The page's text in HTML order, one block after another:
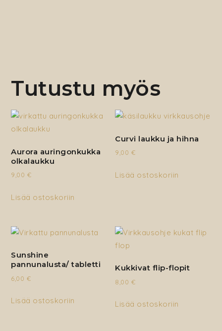
Tutustu myös
Aurora auringonkukka
olkalaukku
9,00 €
Lisää ostoskoriin
Curvi laukku ja hihna
9,00 €
Lisää ostoskoriin
Sunshine
pannunalusta/ tabletti
6,00 €
Lisää ostoskoriin
Kukkivat flip-flopit
8,00 €
Lisää ostoskoriin